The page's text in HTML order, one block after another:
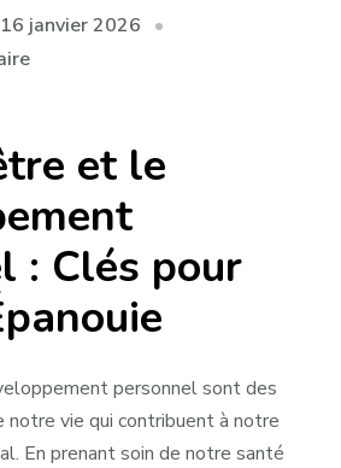
16 janvier 2026
sur
:
Les
Clés
du
Bien-
être
du
Développement
Personnel
et le
: Clés pour
personnel sont des
vie qui contribuent à notre
En prenant soin de notre santé